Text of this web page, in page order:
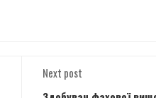
Next post